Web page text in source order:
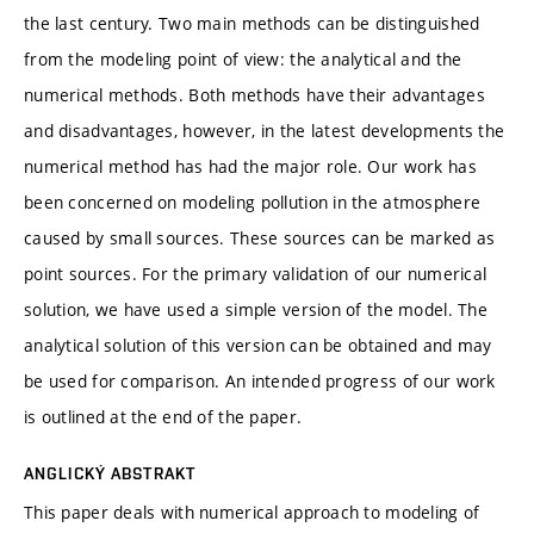
the last century. Two main methods can be distinguished
from the modeling point of view: the analytical and the
numerical methods. Both methods have their advantages
and disadvantages, however, in the latest developments the
numerical method has had the major role. Our work has
been concerned on modeling pollution in the atmosphere
caused by small sources. These sources can be marked as
point sources. For the primary validation of our numerical
solution, we have used a simple version of the model. The
analytical solution of this version can be obtained and may
be used for comparison. An intended progress of our work
is outlined at the end of the paper.
ANGLICKÝ ABSTRAKT
This paper deals with numerical approach to modeling of